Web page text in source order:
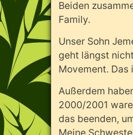
Beiden
Family.
Unser Sohn
geht längst
Movement. Das
Außerdem
2000/2001
das beenden,
Meine